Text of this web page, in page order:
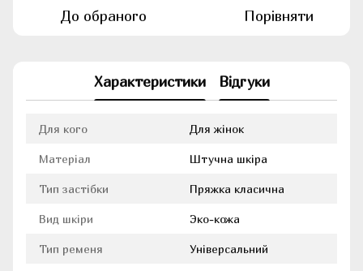
До обраного Порівняти
Характеристики Відгуки
Для кого Для жінок
Матеріал Штучна шкіра
Тип застібки Пряжка класична
Вид шкіри Эко-кожа
Тип ременя Універсальний